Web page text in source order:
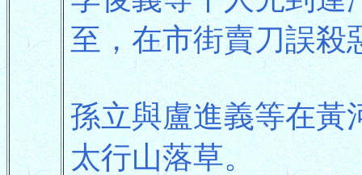
至，在市街賣刀誤殺
孫立與盧進義等在黃
太行山落草。